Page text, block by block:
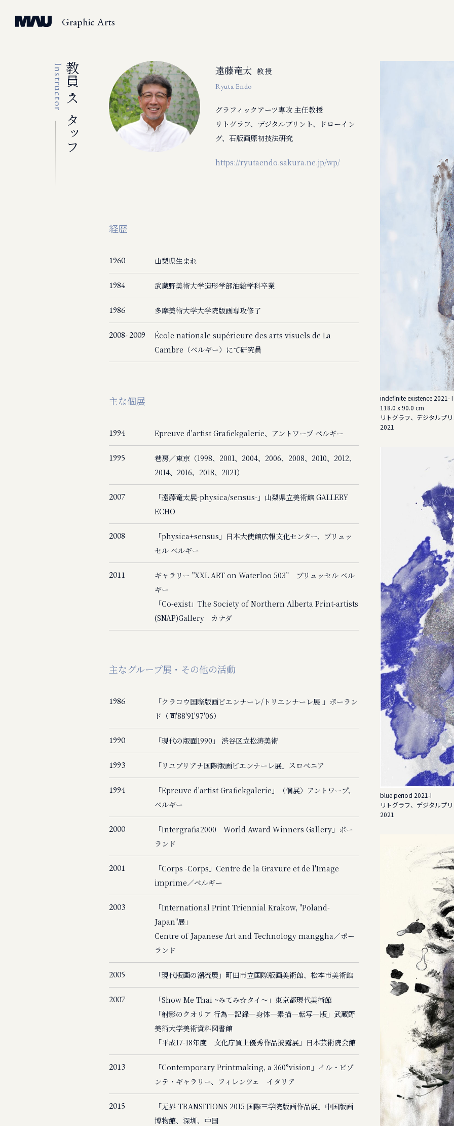
Graphic Arts
教員・スタッフ
Instructor 遠藤竜太
教授
Ryuta Endo
グラフィックアーツ専攻 主任教授
リトグラフ、デジタルプリント、ドローイン
グ、石版画原初技法研究
https://ryutaendo.sakura.ne.jp/wp/
経歴
1960 山梨県生まれ
1984 武蔵野美術大学造形学部油絵学科卒業
1986 多摩美術大学大学院版画専攻修了
2008- 2009
École nationale supérieure des arts visuels de La
Cambre（ベルギー）にて研究員
主な個展
1994 Epreuve d'artist Grafiekgalerie、アントワープ ベルギー
1995
巷房／東京（1998、2001、2004、2006、2008、2010、2012、
2014、2016、2018、2021）
2007
「遠藤竜太展-physica/sensus-」山梨県立美術館 GALLERY
ECHO
2008
「physica+sensus」日本大使館広報文化センター、ブリュッ
セル ベルギー
2011
ギャラリー "XXL ART on Waterloo 503” ブリュッセル ベル
ギー
「Co-exist」The Society of Northern Alberta Print-artists
(SNAP)Gallery カナダ
主なグループ展・その他の活動
1986
「クラコウ国際版画ビエンナーレ/トリエンナーレ展 」ポーラン
ド（同'88'91'97'06）
1990 「現代の版面1990」 渋谷区立松涛美術
1993 「リユブリアナ国際版画ビエンナーレ展」スロベニア
1994
「Epreuve d'artist Grafiekgalerie」（個展）アントワープ、
ベルギー
2000
「Intergrafia2000 World Award Winners Gallery」ポー
ランド
2001
「Corps -Corps」Centre de la Gravure et de l'Image
imprime／ベルギー
2003
「International Print Triennial Krakow, "Poland-
Japan"展」
Centre of Japanese Art and Technology manggha／ポー
ランド
2005 「現代版画の潮流展」町田市立国際版画美術館、松本市美術館
2007
「Show Me Thai ~みてみ☆タイ～」東京都現代美術館
「射影のクオリア 行為―記録―身体―素描―転写―版」武蔵野
美術大学美術資料図書館
「平成17-18年度 文化庁買上優秀作品披露展」日本芸術院会館
2013
「Contemporary Printmaking, a 360°vision」イル・ビゾ
ンテ・ギャラリー、フィレンツェ イタリア
2015
「无界-TRANSITIONS 2015 国際三学院版画作品展」中国版画
博物館、深圳、中国
indefinite existence 2021- I
118.0 x 90.0 cm
リトグラフ、デジタルプ
2021
blue period 2021-I
リトグラフ、デジタルプ
2021